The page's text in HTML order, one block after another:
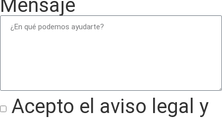
Mensaje
Acepto el aviso legal y